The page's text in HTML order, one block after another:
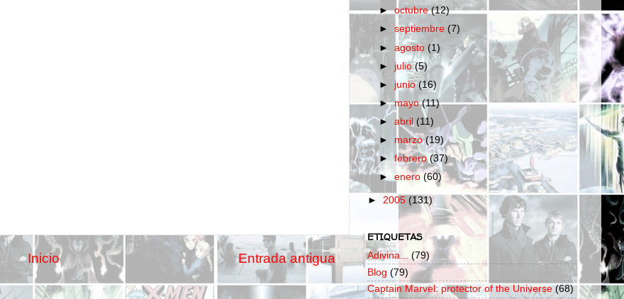
Entrada antigua
Inicio
►octubre(12)
►septiembre (7)
►agosto(1)
► julio(5)
► junio(16)
►mayo(11)
►abril (11)
► marzo(19)
►febrero(37)
►enero(60)
► 2005 (131)
ETIQUETAS
Adivina...
(79)
Blog (79)
Captain Marvel: protector of the Universe (68)